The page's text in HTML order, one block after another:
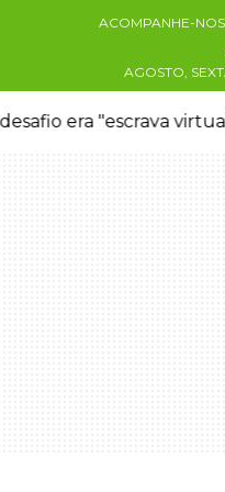
ACOMPANHE-NOS
AGOSTO,
era "escrava